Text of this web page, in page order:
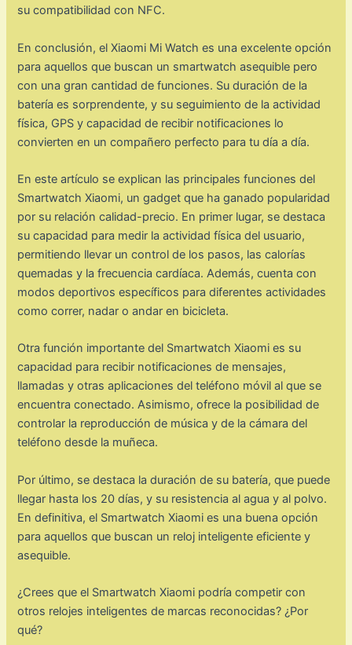
su compatibilidad con NFC.
En conclusión, el Xiaomi Mi Watch es una excelente opción
para aquellos que buscan un smartwatch asequible pero
con una gran cantidad de funciones. Su duración de la
batería es sorprendente, y su seguimiento de la actividad
física, GPS y capacidad de recibir notificaciones lo
convierten en un compañero perfecto para tu día a día.
En este artículo se explican las principales funciones del
Smartwatch Xiaomi, un gadget que ha ganado popularidad
por su relación calidad-precio. En primer lugar, se destaca
su capacidad para medir la actividad física del usuario,
permitiendo llevar un control de los pasos, las calorías
quemadas y la frecuencia cardíaca. Además, cuenta con
modos deportivos específicos para diferentes actividades
como correr, nadar o andar en bicicleta.
Otra función importante del Smartwatch Xiaomi es su
capacidad para recibir notificaciones de mensajes,
llamadas y otras aplicaciones del teléfono móvil al que se
encuentra conectado. Asimismo, ofrece la posibilidad de
controlar la reproducción de música y de la cámara del
teléfono desde la muñeca.
Por último, se destaca la duración de su batería, que puede
llegar hasta los 20 días, y su resistencia al agua y al polvo.
En definitiva, el Smartwatch Xiaomi es una buena opción
para aquellos que buscan un reloj inteligente eficiente y
asequible.
¿Crees que el Smartwatch Xiaomi podría competir con
otros relojes inteligentes de marcas reconocidas? ¿Por
qué?